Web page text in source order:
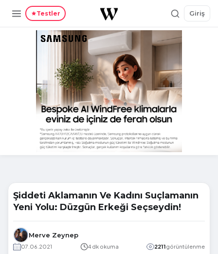
Testler Giriş
Şiddeti Aklamanın Ve Kadını Suçlamanın
Yeni Yolu: Düzgün Erkeği Seçseydin!
Merve Zeynep
07.06.2021 4 dk okuma 2211görüntülenme